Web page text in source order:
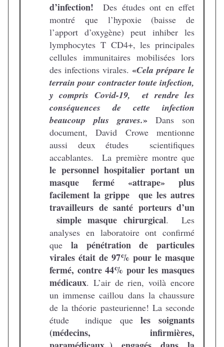
d’infection! Des études ont en effet
montré que l’hypoxie (baisse de
l’apport d’oxygène) peut inhiber les
lymphocytes T CD4+, les principales
cellules immunitaires mobilisées lors
des infections virales. «Cela prépare le
terrain pour contracter toute infection,
y compris Covid-19, et rendre les
conséquences de cette infection
beaucoup plus graves.» Dans son
document, David Crowe mentionne
aussi deux études scientifiques
accablantes. La première montre que
le personnel hospitalier portant un
masque fermé «attrape» plus
facilement la grippe que les autres
travailleurs de santé porteurs d’un
simple masque chirurgical. Les
analyses en laboratoire ont confirmé
que la pénétration de particules
virales était de 97% pour le masque
fermé, contre 44% pour les masques
médicaux. L’air de rien, voilà encore
un immense caillou dans la chaussure
de la théorie pasteurienne! La seconde
étude indique queles soignants
(médecins, infirmières,